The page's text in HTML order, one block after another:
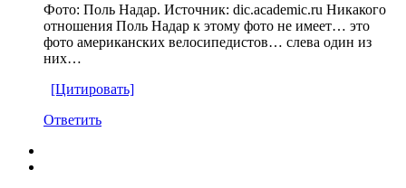
Фото: Поль Надар. Источник: dic.academic.ru Никакого
отношения Поль Надар к этому фото не имеет… это
фото американских велосипедистов… слева один из
них…
[Цитировать]
Ответить